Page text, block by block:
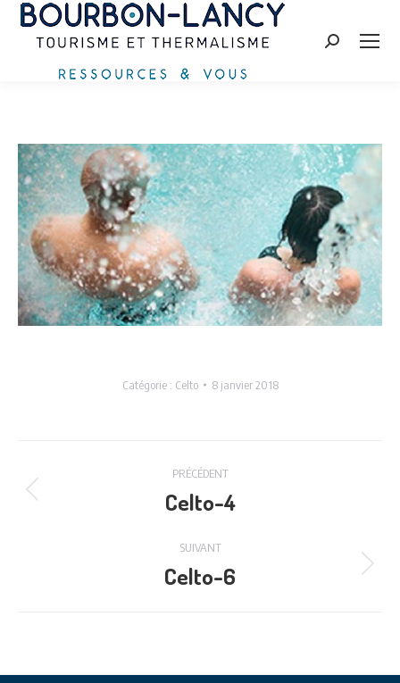
Recherche
Catégorie : Celto 8 janvier 2018
de
PRÉCÉDENT
Onglet
Celto-4
SUIVANT
Projets
Celto-6